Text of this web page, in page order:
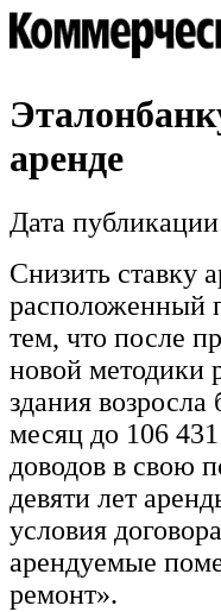
аренде
Дата
Снизить ставку
расположенный
тем, что после
новой методики
здания
месяц до 106
доводов в свою
девяти лет
условия
арендуемые
ремонт».